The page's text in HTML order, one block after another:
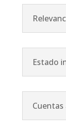
Estado
Cuentas